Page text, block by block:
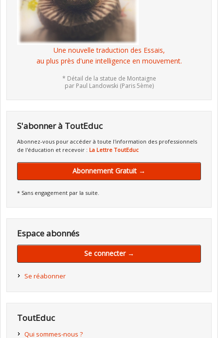
Une nouvelle traduction des Essais,
au plus près d'une intelligence en mouvement.
* Détail de la statue de Montaigne
par Paul Landowski (Paris 5ème)
S'abonner à ToutEduc
Abonnez-vous pour accéder à toute l'information des professionnels
de l'éducation et recevoir : La Lettre ToutEduc
Abonnement Gratuit →
* Sans engagement par la suite.
Espace abonnés
Se connecter →
Se réabonner
ToutEduc
Qui sommes-nous ?